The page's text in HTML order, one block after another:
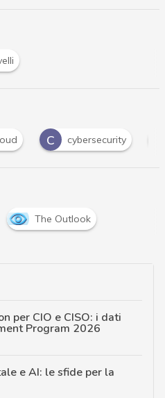
C cybersecurity
The Outlook
per CIO e CISO: i dati
Program 2026
e AI: le sfide per la